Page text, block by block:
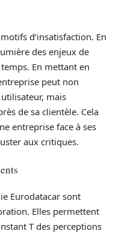
d’insatisfaction. En
des enjeux de
En mettant en
peut non
mais
de sa clientèle. Cela
entreprise face à ses
aux critiques.
Eurodatacar sont
Elles permettent
T des perceptions